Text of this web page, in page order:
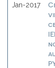
Jan-2017